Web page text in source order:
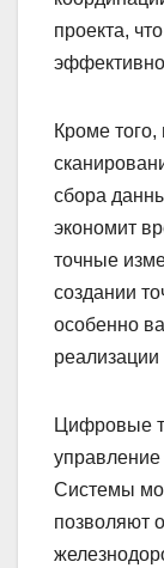
проекта,
Кроме
сбора
экономит
точные
создании
особенно
реализации
Цифровые
Системы
позволяют